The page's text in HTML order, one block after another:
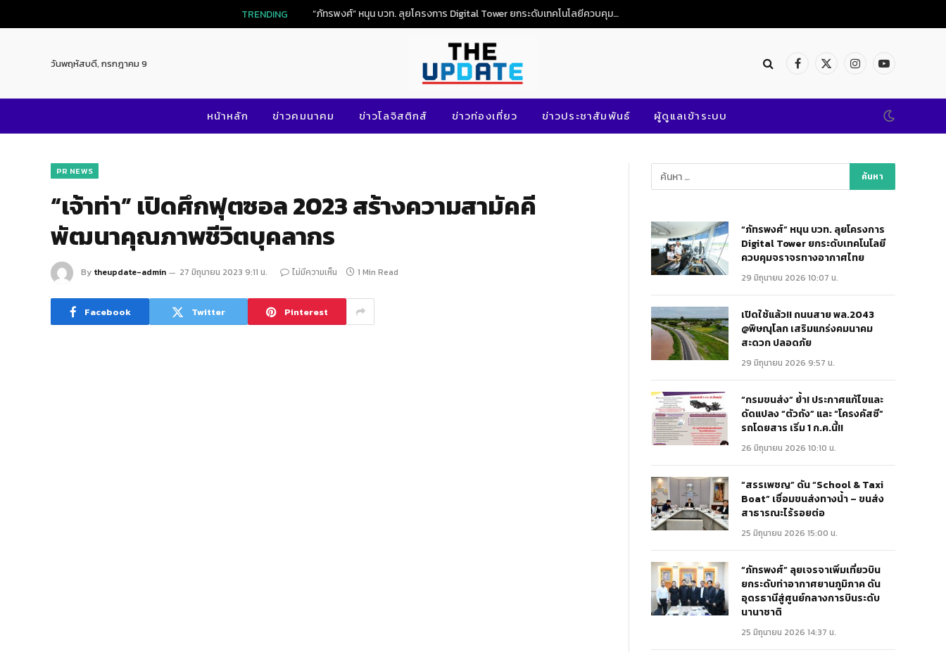
TRENDING “ภัทรพงศ์” หนุน บวท. ลุยโครงการ Digital Tower ยกระดับเทคโนโลยีควบคุมจราจรทางอากาศไทย
วันพฤหัสบดี, กรกฎาคม 9 Facebook
X
InstagramYouTube
หน้าหลัก ข่าวคมนาคม ข่าวโลจิสติกส์ ข่าวท่องเที่ยว ข่าวประชาสัมพันธ์ ผู้ดูแลเข้าระบบ
PR NEWS
“เจ้าท่า” เปิดศึกฟุตซอล 2023 สร้างความสามัคคี
พัฒนาคุณภาพชีวิตบุคลากร
By theupdate-admin 27 มิถุนายน 2023 9:11 น. ไม่มีความเห็น 1 Min Read
Facebook Twitter Pinterest
“ภัทรพงศ์” หนุน บวท. ลุยโครงการ
Digital Tower ยกระดับเทคโนโลยี
ควบคุมจราจรทางอากาศไทย
29 มิถุนายน 2026 10:07 น.
เปิดใช้แล้ว!! ถนนสาย พล.2043
@พิษณุโลก เสริมแกร่งคมนาคม
สะดวก ปลอดภัย
29 มิถุนายน 2026 9:57 น.
“กรมขนส่ง” ย้ำ! ประกาศแก้ไขและ
ดัดแปลง “ตัวถัง” และ “โครงคัสซี”
รถโดยสาร เริ่ม 1 ก.ค.นี้!!
26 มิถุนายน 2026 10:10 น.
“สรรเพชญ” ดัน “School & Taxi
Boat” เชื่อมขนส่งทางน้ำ – ขนส่ง
สาธารณะไร้รอยต่อ
25 มิถุนายน 2026 15:00 น.
“ภัทรพงศ์” ลุยเจรจาเพิ่มเที่ยวบิน
ยกระดับท่าอากาศยานภูมิภาค ดัน
อุดรธานีสู่ศูนย์กลางการบินระดับ
นานาชาติ
25 มิถุนายน 2026 14:37 น.